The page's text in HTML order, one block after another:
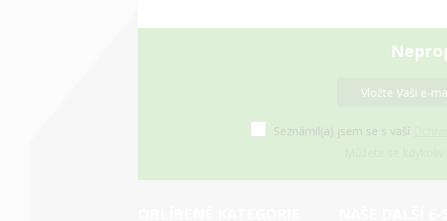
Seznámil(a) jsem se s vaší